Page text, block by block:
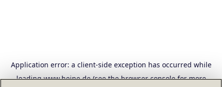
Application error: a client-side exception has occurred while
loadingwww.heine.de(see the browser consolefor more